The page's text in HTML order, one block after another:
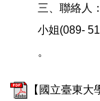
三、聯絡人
小姐(089-
。
【國立臺東